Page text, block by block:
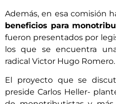
Además, en esa comisión
beneficios para
fueron presentados por
los que se encuentra
radical Victor Hugo Romero.
El proyecto que se
preside Carlos Heller-